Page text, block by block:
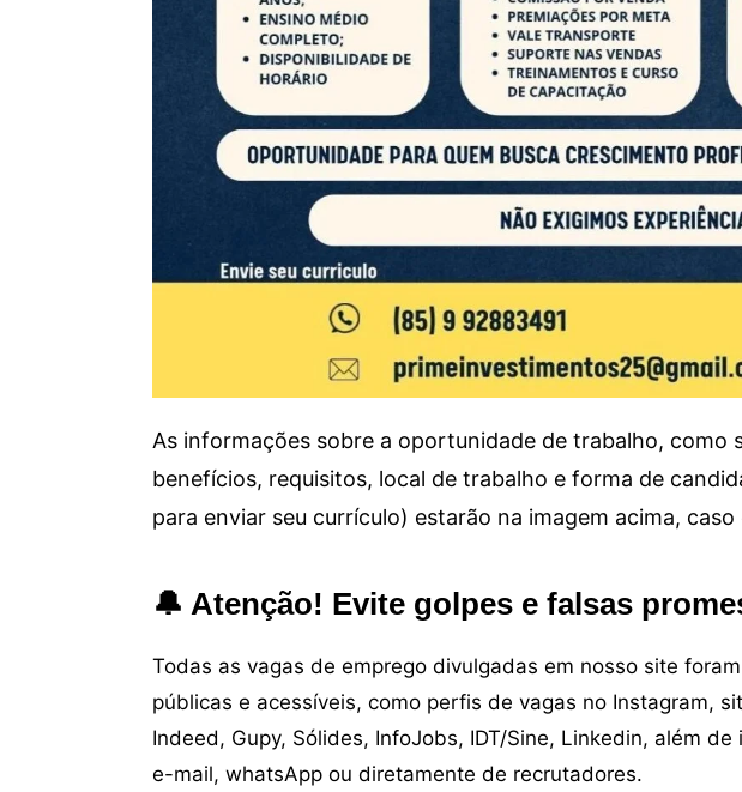
As informações sobre a oportunidade de trabalho, como
benefícios, requisitos, local de trabalho e forma de
para enviar seu currículo) estarão na imagem acima,
🔔 Atenção! Evite golpes e falsas
Todas as vagas de emprego divulgadas em nosso site
públicas e acessíveis, como perfis de vagas no Instagram,
Indeed, Gupy, Sólides, InfoJobs, IDT/Sine, Linkedin, além
e-mail, whatsApp ou diretamente de recrutadores.